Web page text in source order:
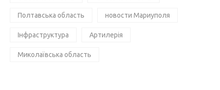
Полтавська область новости Мариуполя
Інфраструктура Артилерія
Миколаївська область